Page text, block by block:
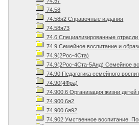
74.58
74.58я2 Справочные издания
74.58я73
74.6 Специализированные отрасли
74.9 Семейное воспитание и
74.9(2Рос-4Ста)
74.9(2Рос-4Ста-5Анд) Семейное
74.90 Педагогика семейного
74.90(4Фра)
74.900.6 Организация жизни детей
74.900.6я2
74.900.6я92
74.902 Умственное воспитание.